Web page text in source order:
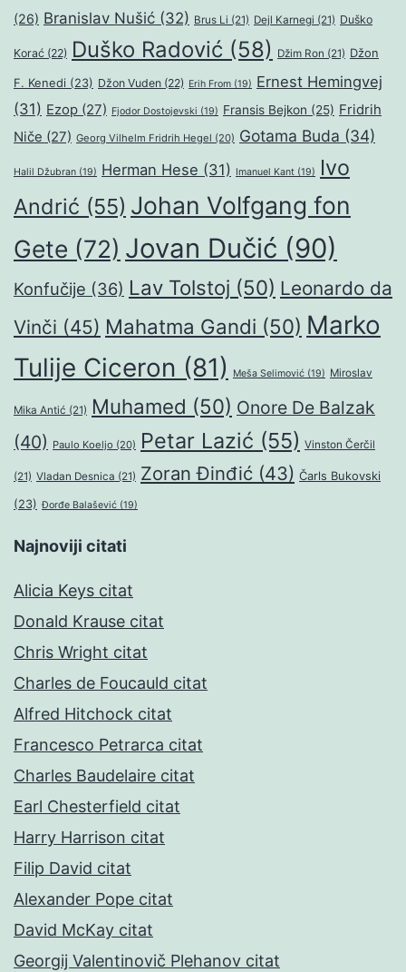
(26) Branislav Nušić (32) Brus Li (21) Dejl Karnegi (21) Duško
Korać (22) Duško Radović (58) Džim Ron (21) Džon
F. Kenedi (23) Džon Vuden (22) Erih From (19) Ernest Hemingvej
(31) Ezop (27) Fjodor Dostojevski (19) Fransis Bejkon (25) Fridrih
Niče (27) Georg Vilhelm Fridrih Hegel (20) Gotama Buda (34)
Halil Džubran (19) Herman Hese (31) Imanuel Kant (19)
Ivo
Andrić (55) Johan Volfgang fon
Gete (72) Jovan Dučić (90)
Konfučije (36) Lav Tolstoj (50) Leonardo da
Vinči (45) Mahatma Gandi (50) Marko
Tulije Ciceron (81) Meša Selimović (19) Miroslav
Mika Antić (21) Muhamed (50) Onore De Balzak
(40) Paulo Koeljo (20) Petar Lazić (55) Vinston Čerčil
(21) Vladan Desnica (21) Zoran Đinđić (43) Čarls Bukovski
(23) Đorđe Balašević (19)
Najnoviji citati
Alicia Keys citat
Donald Krause citat
Chris Wright citat
Charles de Foucauld citat
Alfred Hitchock citat
Francesco Petrarca citat
Charles Baudelaire citat
Earl Chesterfield citat
Harry Harrison citat
Filip David citat
Alexander Pope citat
David McKay citat
Georgij Valentinovič Plehanov citat